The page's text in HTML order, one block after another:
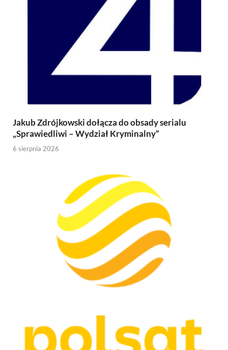
Jakub Zdrójkowski dołącza do obsady serialu
„Sprawiedliwi – Wydział Kryminalny”
6 sierpnia 2026